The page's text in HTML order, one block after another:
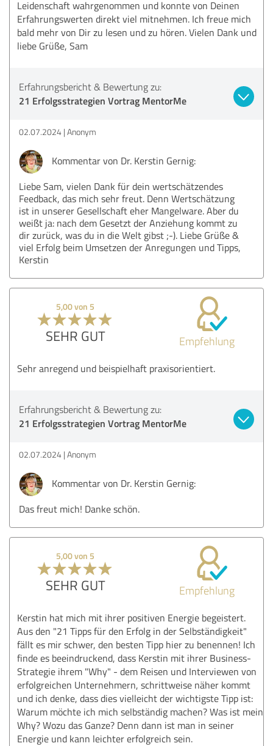
Leidenschaft wahrgenommen und konnte von Deinen
Erfahrungswerten direkt viel mitnehmen. Ich freue mich
bald mehr von Dir zu lesen und zu hören. Vielen Dank und
liebe Grüße, Sam
Erfahrungsbericht & Bewertung zu:
21 Erfolgsstrategien Vortrag MentorMe
02.07.2024 Anonym
Kommentar von Dr. Kerstin Gernig:
Liebe Sam, vielen Dank für dein wertschätzendes
Feedback, das mich sehr freut. Denn Wertschätzung
ist in unserer Gesellschaft eher Mangelware. Aber du
weißt ja: nach dem Gesetzt der Anziehung kommt zu
dir zurück, was du in die Welt gibst ;-). Liebe Grüße &
viel Erfolg beim Umsetzen der Anregungen und Tipps,
Kerstin
5,00 von 5
SEHR GUT Empfehlung
Sehr anregend und beispielhaft praxisorientiert.
Erfahrungsbericht & Bewertung zu:
21 Erfolgsstrategien Vortrag MentorMe
02.07.2024 Anonym
Kommentar von Dr. Kerstin Gernig:
Das freut mich! Danke schön.
5,00 von 5
SEHR GUT Empfehlung
Kerstin hat mich mit ihrer positiven Energie begeistert.
Aus den "21 Tipps für den Erfolg in der Selbständigkeit"
fällt es mir schwer, den besten Tipp hier zu benennen! Ich
finde es beeindruckend, dass Kerstin mit ihrer Business-
Strategie ihrem "Why" - dem Reisen und Interviewen von
erfolgreichen Unternehmern, schrittweise näher kommt
und ich denke, dass dies vielleicht der wichtigste Tipp ist:
Warum möchte ich mich selbständig machen? Was ist mein
Why? Wozu das Ganze? Denn dann ist man in seiner
Energie und kann leichter erfolgreich sein.